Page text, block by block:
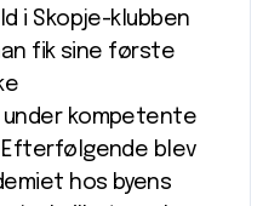
i Skopje-klubben
fik sine første
kompetente
blev
hos byens